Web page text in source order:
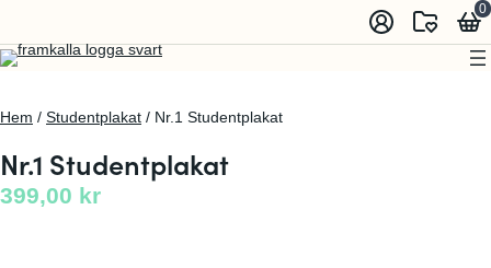
0
Hem / Studentplakat / Nr.1 Studentplakat
Nr.1 Studentplakat
399,00 kr